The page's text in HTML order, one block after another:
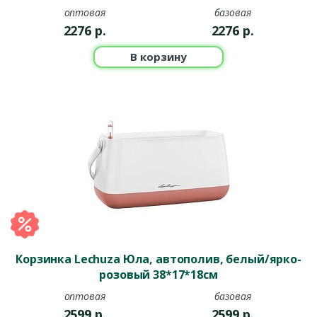
оптовая
2276 р.
базовая
2276 р.
В корзину
Корзинка Lechuza Юла, автополив, белый/ярко-
розовый 38*17*18см
оптовая базовая